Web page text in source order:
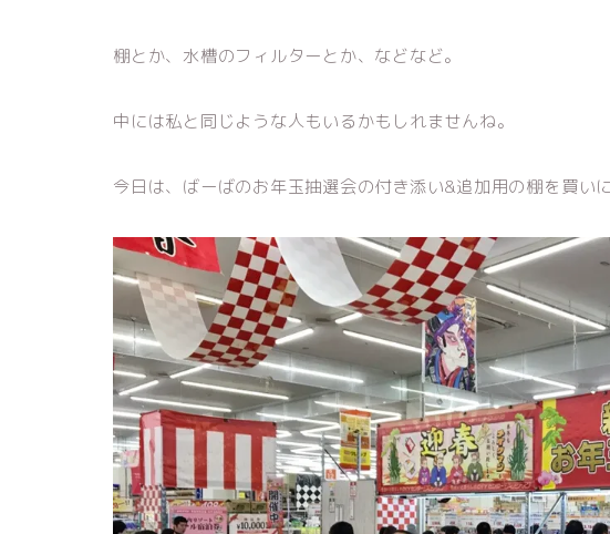
棚とか、水槽のフィルターとか、などなど。
中には私と同じような人もいるかもしれませんね。
今日は、ばーばのお年玉抽選会の付き添い&追加用の棚を買い